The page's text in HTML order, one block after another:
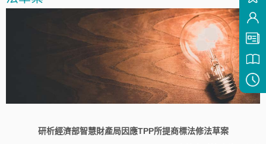
研析經濟部智慧財產局因應TPP所提商標法修法草案